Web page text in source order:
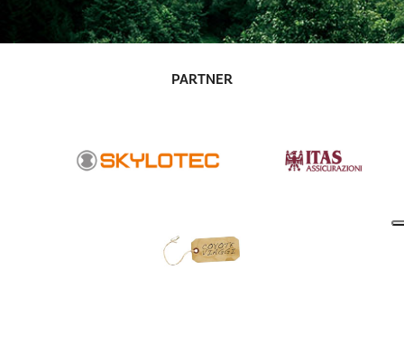
PARTNER